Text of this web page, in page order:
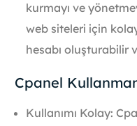
kurmayı ve
web siteleri için
hesabı oluşturabilir
Cpanel
Kullanımı Kolay: